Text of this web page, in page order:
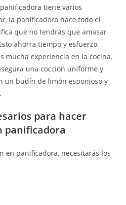
tiene varios
la panificadora hace todo el
que no tendrás que amasar
ahorra tiempo y esfuerzo,
mucha experiencia en la cocina.
una cocción uniforme y
un budín de limón esponjoso y
para hacer
panificadora
en panificadora, necesitarás los